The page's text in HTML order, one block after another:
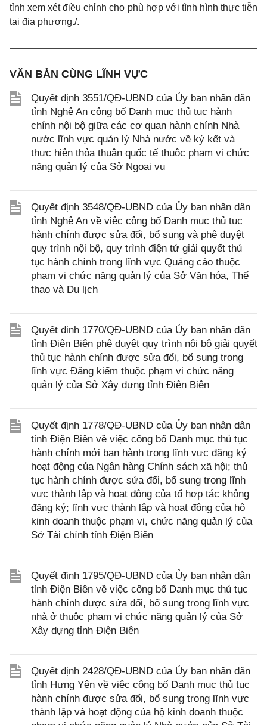
tỉnh xem xét điều chỉnh cho phù hợp với tình hình thực tiễn
tại địa phương./.
VĂN BẢN CÙNG LĨNH VỰC
Quyết định 3551/QĐ-UBND của Ủy ban nhân dân
tỉnh Nghệ An công bố Danh mục thủ tục hành
chính nội bộ giữa các cơ quan hành chính Nhà
nước lĩnh vực quản lý Nhà nước về ký kết và
thực hiện thỏa thuận quốc tế thuộc phạm vi chức
năng quản lý của Sở Ngoại vụ
Quyết định 3548/QĐ-UBND của Ủy ban nhân dân
tỉnh Nghệ An về việc công bố Danh mục thủ tục
hành chính được sửa đổi, bổ sung và phê duyệt
quy trình nội bộ, quy trình điện tử giải quyết thủ
tục hành chính trong lĩnh vực Quảng cáo thuộc
phạm vi chức năng quản lý của Sở Văn hóa, Thể
thao và Du lịch
Quyết định 1770/QĐ-UBND của Ủy ban nhân dân
tỉnh Điện Biên phê duyệt quy trình nội bộ giải quyết
thủ tục hành chính được sửa đổi, bổ sung trong
lĩnh vực Đăng kiểm thuộc phạm vi chức năng
quản lý của Sở Xây dựng tỉnh Điện Biên
Quyết định 1778/QĐ-UBND của Ủy ban nhân dân
tỉnh Điện Biên về việc công bố Danh mục thủ tục
hành chính mới ban hành trong lĩnh vực đăng ký
hoạt động của Ngân hàng Chính sách xã hội; thủ
tục hành chính được sửa đổi, bổ sung trong lĩnh
vực thành lập và hoạt động của tổ hợp tác không
đăng ký; lĩnh vực thành lập và hoạt động của hộ
kinh doanh thuộc phạm vi, chức năng quản lý của
Sở Tài chính tỉnh Điện Biên
Quyết định 1795/QĐ-UBND của Ủy ban nhân dân
tỉnh Điện Biên về việc công bố Danh mục thủ tục
hành chính được sửa đổi, bổ sung trong lĩnh vực
nhà ở thuộc phạm vi chức năng quản lý của Sở
Xây dựng tỉnh Điện Biên
Quyết định 2428/QĐ-UBND của Ủy ban nhân dân
tỉnh Hưng Yên về việc công bố Danh mục thủ tục
hành chính được sửa đổi, bổ sung trong lĩnh vực
thành lập và hoạt động của hộ kinh doanh thuộc